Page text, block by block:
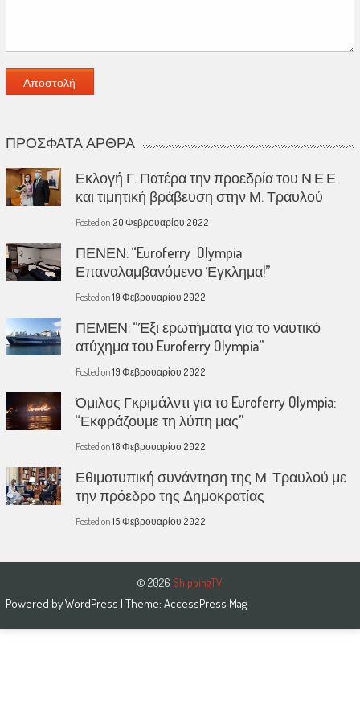
ΠΡΌΣΦΑΤΑ ΆΡΘΡΑ
Εκλογή Γ. Πατέρα την προεδρία του Ν.Ε.Ε.
και τιμητική βράβευση στην Μ. Τραυλού
Posted on 20 Φεβρουαρίου 2022
ΠΕΝΕΝ: “Euroferry Olympia
Επαναλαμβανόμενο Έγκλημα!”
Posted on 19 Φεβρουαρίου 2022
ΠΕΜΕΝ: “Έξι ερωτήματα για το ναυτικό
ατύχημα του Euroferry Olympia”
Posted on 19 Φεβρουαρίου 2022
Όμιλος Γκριμάλντι για το Euroferry Olympia:
“Εκφράζουμε τη λύπη μας”
Posted on 18 Φεβρουαρίου 2022
Εθιμοτυπική συνάντηση της Μ. Τραυλού με
την πρόεδρο της Δημοκρατίας
Posted on 15 Φεβρουαρίου 2022
© 2026 ShippingTV
Powered byWordPress | Theme: AccessPress Mag